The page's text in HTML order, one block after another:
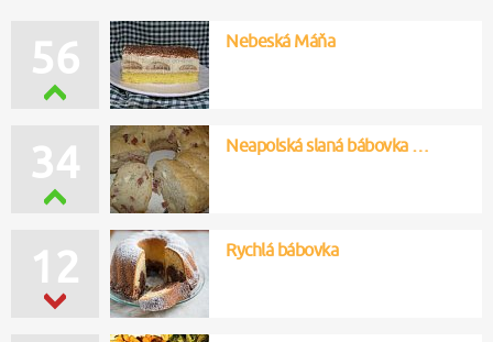
56 Nebeská Máňa
34 Neapolská slaná bábovka …
12 Rychlá bábovka